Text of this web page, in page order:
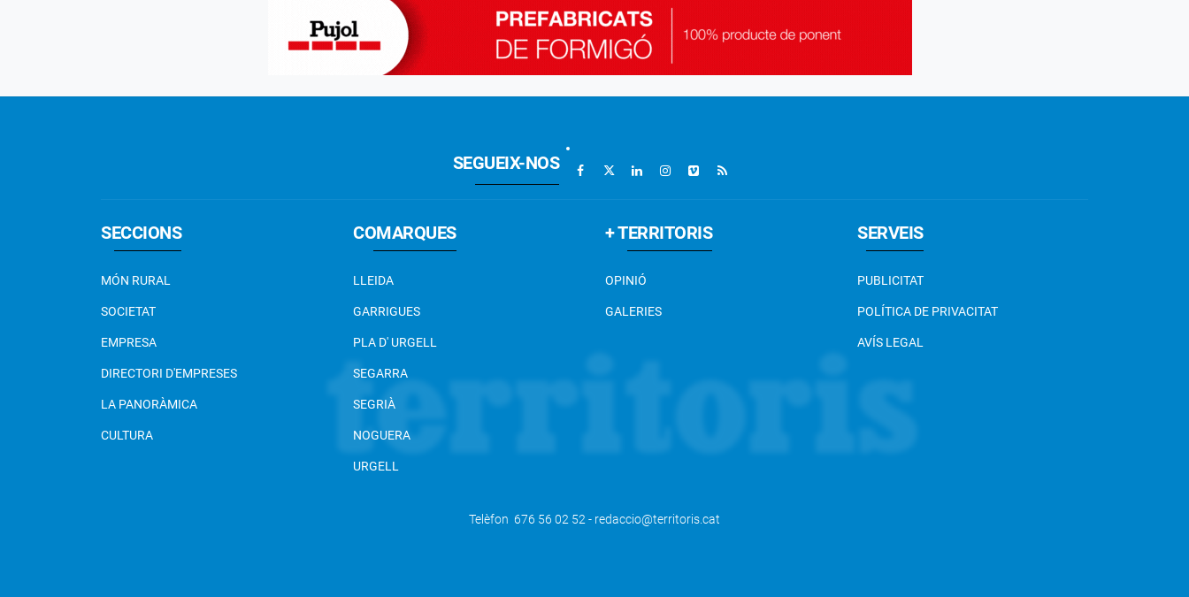
SEGUEIX-NOS
SECCIONS
MÓN RURAL
SOCIETAT
EMPRESA
DIRECTORI D'EMPRESES
LA PANORÀMICA
CULTURA
COMARQUES
LLEIDA
GARRIGUES
PLA D' URGELL
SEGARRA
SEGRIÀ
NOGUERA
URGELL
+ TERRITORIS
OPINIÓ
GALERIES
SERVEIS
PUBLICITAT
POLÍTICA DE PRIVACITAT
AVÍS LEGAL
Telèfon 676 56 02 52 - redaccio@territoris.cat